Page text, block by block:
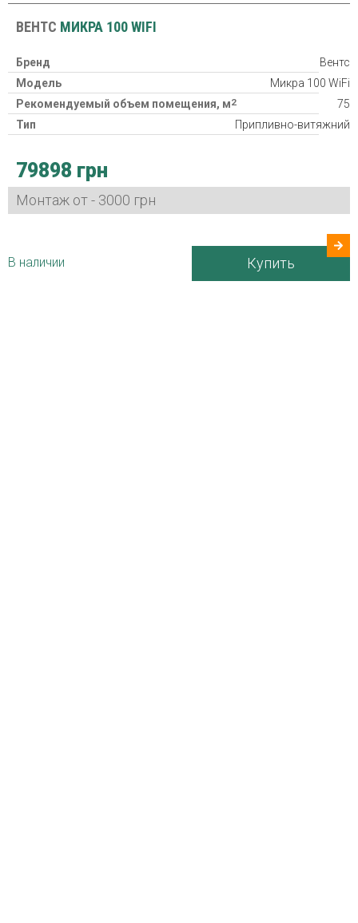
ВЕНТС МИКРА 100 WIFI
Бренд
Вентс
Модель
Микра 100 WiFi
Рекомендуемый объем помещения, м2
75
Тип
Припливно-витяжний
Нагреватель
Потребляемая мощность
20/23/29/37/53 Вт
Гарантия
79898 грн
Монтаж от - 3000 грн
В наличии Купить